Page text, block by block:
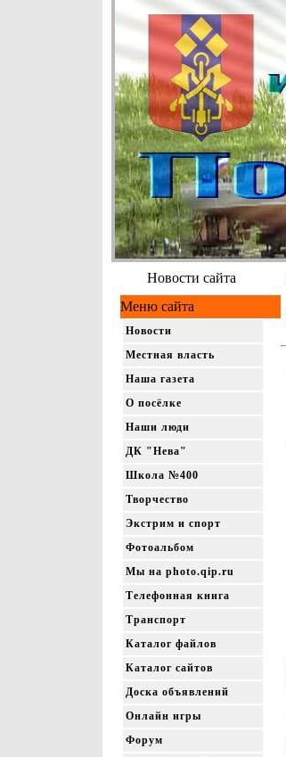
Новости сайта
Меню сайта
Новости
Местная власть
Наша газета
О посёлке
Наши люди
ДК "Нева"
Школа №400
Творчество
Экстрим и спорт
Фотоальбом
Мы на photo.qip.ru
Телефонная книга
Транспорт
Каталог файлов
Каталог сайтов
Доска объявлений
Онлайн игры
Форум